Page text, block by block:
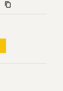
content_copy